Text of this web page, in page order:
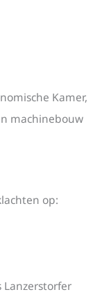
Kamer,
machinebouw
op: